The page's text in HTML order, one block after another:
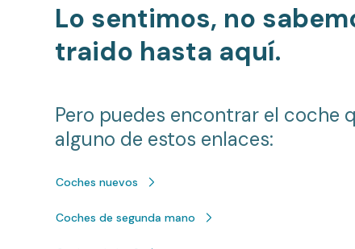
Lo sentimos, no
traido hasta aquí.
Pero puedes encontrar el coche
alguno de estos enlaces:
Coches nuevos
Coches de segunda mano